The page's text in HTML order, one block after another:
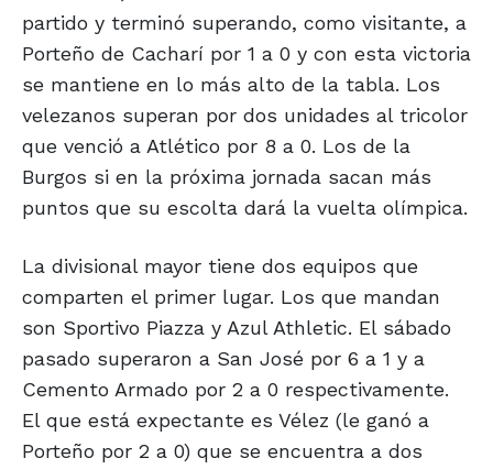
partido y terminó superando, como visitante, a
Porteño de Cacharí por 1 a 0 y con esta victoria
se mantiene en lo más alto de la tabla. Los
velezanos superan por dos unidades al tricolor
que venció a Atlético por 8 a 0. Los de la
Burgos si en la próxima jornada sacan más
puntos que su escolta dará la vuelta olímpica.
La divisional mayor tiene dos equipos que
comparten el primer lugar. Los que mandan
son Sportivo Piazza y Azul Athletic. El sábado
pasado superaron a San José por 6 a 1 y a
Cemento Armado por 2 a 0 respectivamente.
El que está expectante es Vélez (le ganó a
Porteño por 2 a 0) que se encuentra a dos